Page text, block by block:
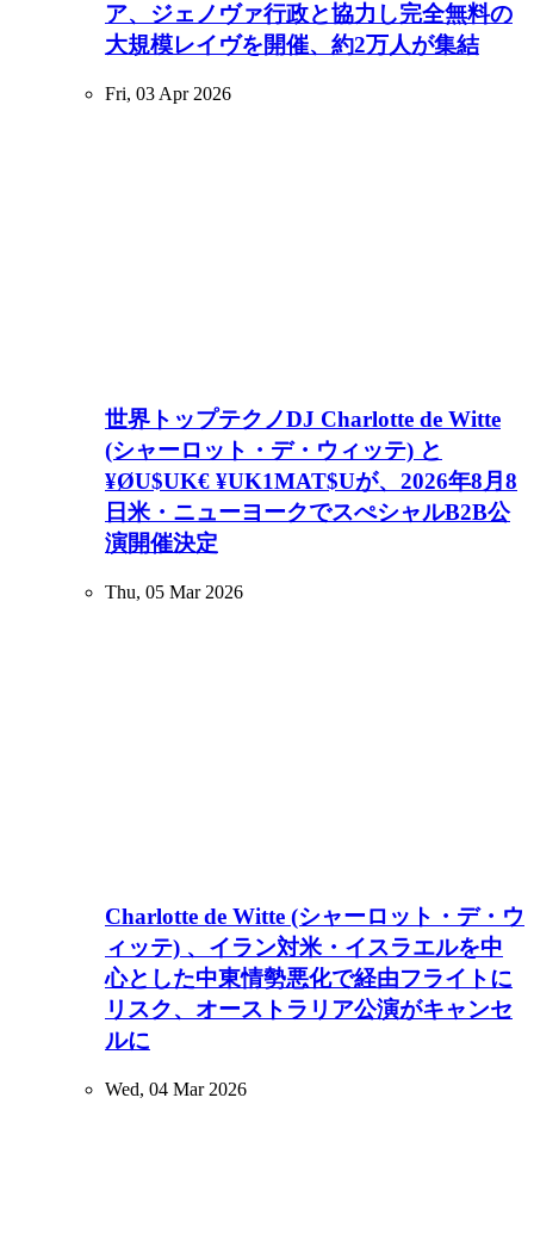
ア、ジェノヴァ行政と協力し完全無料の
大規模レイヴを開催、約2万人が集結
Fri, 03 Apr 2026
世界トップテクノDJ Charlotte de Witte
(シャーロット・デ・ウィッテ) と
¥ØU$UK€ ¥UK1MAT$Uが、2026年8月8
日米・ニューヨークでスぺシャルB2B公
演開催決定
Thu, 05 Mar 2026
Charlotte de Witte (シャーロット・デ・ウ
ィッテ) 、イラン対米・イスラエルを中
心とした中東情勢悪化で経由フライトに
リスク、オーストラリア公演がキャンセ
ルに
Wed, 04 Mar 2026